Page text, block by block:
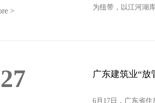
>
为纽带，以江河湖
广东建筑业“
6月17日，广东省